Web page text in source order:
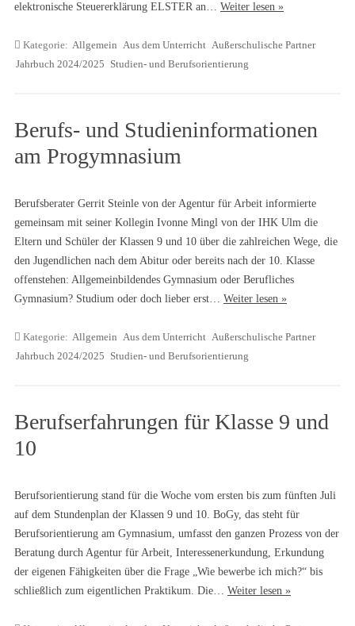
elektronische Steuererklärung ELSTER an… Weiter lesen »
Kategorie: Allgemein Aus dem Unterricht Außerschulische Partner
Jahrbuch 2024/2025 Studien- und Berufsorientierung
Berufs- und Studieninformationen
am Progymnasium
Berufsberater Gerrit Steinle von der Agentur für Arbeit informierte
gemeinsam mit seiner Kollegin Ivonne Mingl von der IHK Ulm die
Eltern und Schüler der Klassen 9 und 10 über die zahlreichen Wege, die
den Jugendlichen nach dem Abitur oder bereits nach der 10. Klasse
offenstehen: Allgemeinbildendes Gymnasium oder Berufliches
Gymnasium? Studium oder doch lieber erst… Weiter lesen »
Kategorie: Allgemein Aus dem Unterricht Außerschulische Partner
Jahrbuch 2024/2025 Studien- und Berufsorientierung
Berufserfahrungen für Klasse 9 und
10
Berufsorientierung stand für die Woche vom ersten bis zum fünften Juli
auf dem Stundenplan der Klassen 9 und 10. BoGy, das steht für
Berufsorientierung am Gymnasium, umfasst den ganzen Prozess von der
Beratung durch Agentur für Arbeit, Interessenerkundung, Erkundung
der eigenen Fähigkeiten über die Frage „Wie bewerbe ich mich?“ bis
schließlich zum eigentlichen Praktikum. Die… Weiter lesen »